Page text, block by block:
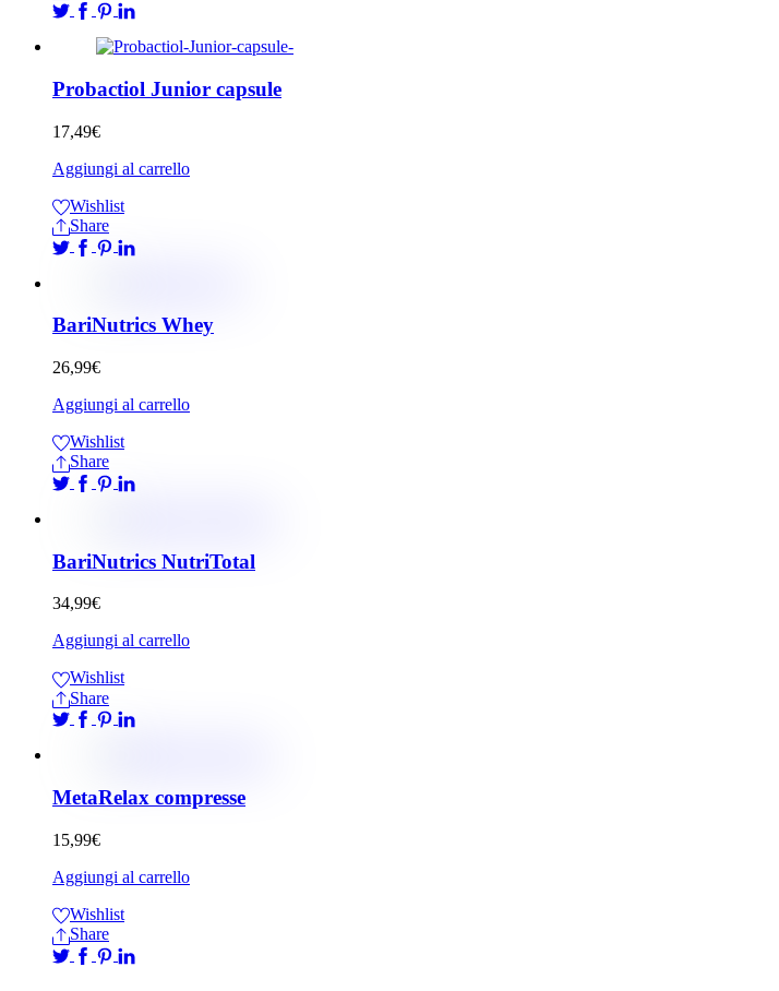
Probactiol Junior capsule
17,49€
Aggiungi al carrello
Wishlist
Share
BariNutrics Whey
26,99€
Aggiungi al carrello
Wishlist
Share
BariNutrics NutriTotal
34,99€
Aggiungi al carrello
Wishlist
Share
MetaRelax compresse
15,99€
Aggiungi al carrello
Wishlist
Share